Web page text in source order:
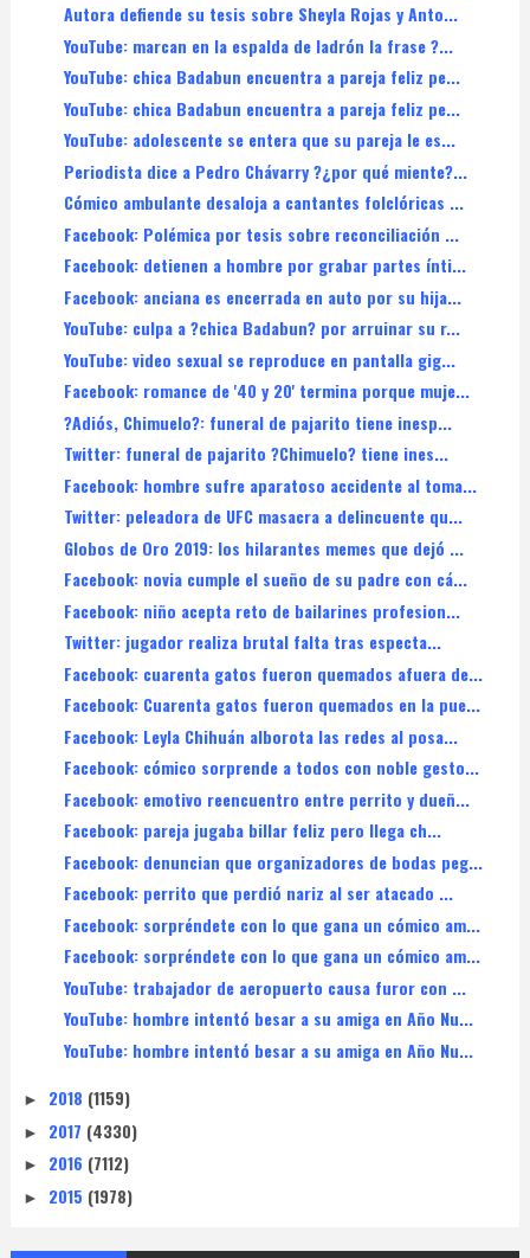
Autora defiende su tesis sobre Sheyla Rojas y Anto...
YouTube: marcan en la espalda de ladrón la frase ?...
YouTube: chica Badabun encuentra a pareja feliz pe...
YouTube: chica Badabun encuentra a pareja feliz pe...
YouTube: adolescente se entera que su pareja le es...
Periodista dice a Pedro Chávarry ?¿por qué miente?...
Cómico ambulante desaloja a cantantes folclóricas ...
Facebook: Polémica por tesis sobre reconciliación ...
Facebook: detienen a hombre por grabar partes ínti...
Facebook: anciana es encerrada en auto por su hija...
YouTube: culpa a ?chica Badabun? por arruinar su r...
YouTube: video sexual se reproduce en pantalla gig...
Facebook: romance de '40 y 20' termina porque muje...
?Adiós, Chimuelo?: funeral de pajarito tiene inesp...
Twitter: funeral de pajarito ?Chimuelo? tiene ines...
Facebook: hombre sufre aparatoso accidente al toma...
Twitter: peleadora de UFC masacra a delincuente qu...
Globos de Oro 2019: los hilarantes memes que dejó ...
Facebook: novia cumple el sueño de su padre con cá...
Facebook: niño acepta reto de bailarines profesion...
Twitter: jugador realiza brutal falta tras especta...
Facebook: cuarenta gatos fueron quemados afuera de...
Facebook: Cuarenta gatos fueron quemados en la pue...
Facebook: Leyla Chihuán alborota las redes al posa...
Facebook: cómico sorprende a todos con noble gesto...
Facebook: emotivo reencuentro entre perrito y dueñ...
Facebook: pareja jugaba billar feliz pero llega ch...
Facebook: denuncian que organizadores de bodas peg...
Facebook: perrito que perdió nariz al ser atacado ...
Facebook: sorpréndete con lo que gana un cómico am...
Facebook: sorpréndete con lo que gana un cómico am...
YouTube: trabajador de aeropuerto causa furor con ...
YouTube: hombre intentó besar a su amiga en Año Nu...
YouTube: hombre intentó besar a su amiga en Año Nu...
► 2018 (1159)
► 2017 (4330)
► 2016 (7112)
► 2015 (1978)